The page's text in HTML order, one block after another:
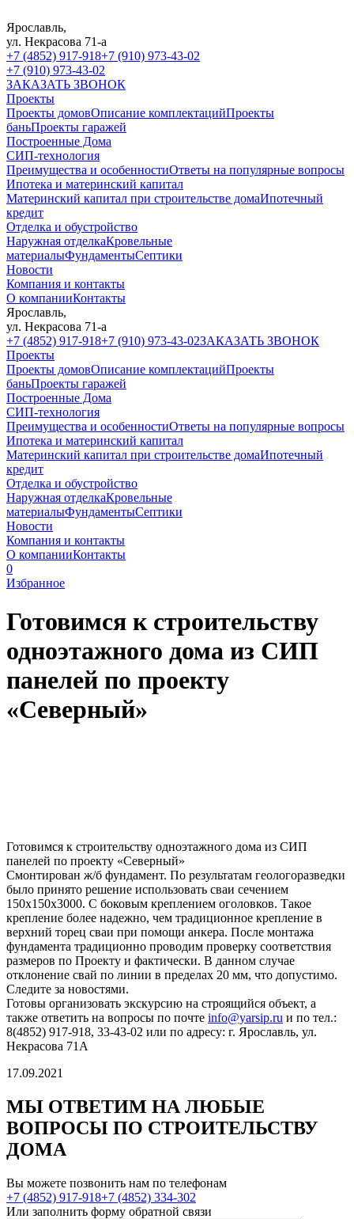
Ярославль,
ул. Некрасова 71-а
+7 (4852) 917-918+7 (910) 973-43-02
+7 (910) 973-43-02
ЗАКАЗАТЬ ЗВОНОК
Проекты
Проекты домовОписание комплектацийПроекты
баньПроекты гаражей
Построенные Дома
СИП-технология
Преимущества и особенностиОтветы на популярные вопросы
Ипотека и материнский капитал
Материнский капитал при строительстве домаИпотечный
кредит
Отделка и обустройство
Наружная отделкаКровельные
материалыФундаментыСептики
Новости
Компания и контакты
О компанииКонтакты
Ярославль,
ул. Некрасова 71-а
+7 (4852) 917-918+7 (910) 973-43-02ЗАКАЗАТЬ ЗВОНОК
Проекты
Проекты домовОписание комплектацийПроекты
баньПроекты гаражей
Построенные Дома
СИП-технология
Преимущества и особенностиОтветы на популярные вопросы
Ипотека и материнский капитал
Материнский капитал при строительстве домаИпотечный
кредит
Отделка и обустройство
Наружная отделкаКровельные
материалыФундаментыСептики
Новости
Компания и контакты
О компанииКонтакты
0
Избранное
Готовимся к строительству
одноэтажного дома из СИП
панелей по проекту
«Северный»
Готовимся к строительству одноэтажного дома из СИП
панелей по проекту «Северный»
Смонтирован ж/б фундамент. По результатам геологоразведки
было принято решение использовать сваи сечением
150х150х3000. С боковым креплением оголовков. Такое
крепление более надежно, чем традиционное крепление в
верхний торец сваи при помощи анкера. После монтажа
фундамента традиционно проводим проверку соответствия
размеров по Проекту и фактически. В данном случае
отклонение свай по линии в пределах 20 мм, что допустимо.
Следите за новостями.
Готовы организовать экскурсию на строящийся объект, а
также ответить на вопросы по почте info@yarsip.ru и по тел.:
8(4852) 917-918, 33-43-02 или по адресу: г. Ярославль, ул.
Некрасова 71А
17.09.2021
МЫ ОТВЕТИМ НА ЛЮБЫЕ
ВОПРОСЫ ПО СТРОИТЕЛЬСТВУ
ДОМА
Вы можете позвонить нам по телефонам
+7 (4852) 917-918+7 (4852) 334-302
Или заполнить форму обратной связи